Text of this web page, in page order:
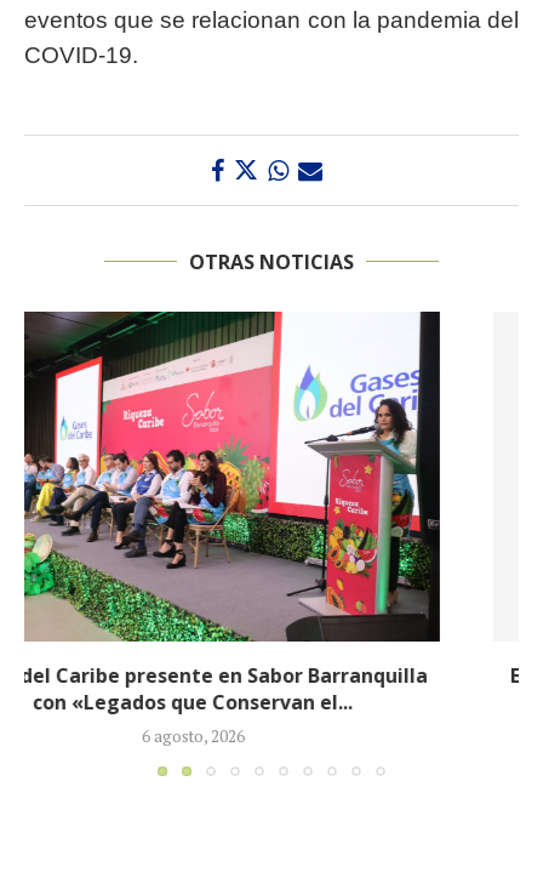
eventos que se relacionan con la pandemia del
COVID-19.
OTRAS NOTICIAS
Exjefe paramilitar Saúl Severini hizo explosivas
revelaciones ante la JEP sobre presuntos...
6 agosto, 2026